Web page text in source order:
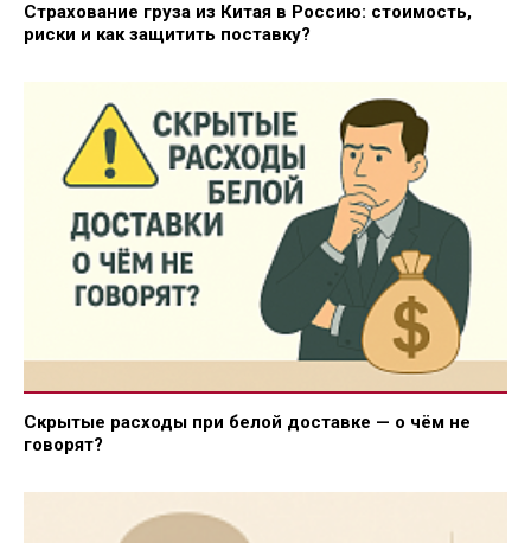
Страхование груза из Китая в Россию: стоимость,
риски и как защитить поставку?
Скрытые расходы при белой доставке — о чём не
говорят?